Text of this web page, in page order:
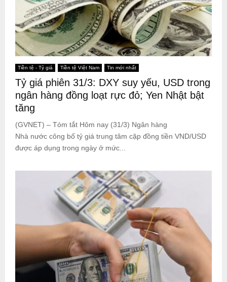
Tiền tệ - Tỷ giá Tiền tệ Việt Nam Tin mới nhất
Tỷ giá phiên 31/3: DXY suy yếu, USD trong
ngân hàng đồng loạt rực đỏ; Yen Nhật bật
tăng
(GVNET) – Tóm tắt Hôm nay (31/3) Ngân hàng
Nhà nước công bố tỷ giá trung tâm cặp đồng tiền VND/USD
được áp dụng trong ngày ở mức...